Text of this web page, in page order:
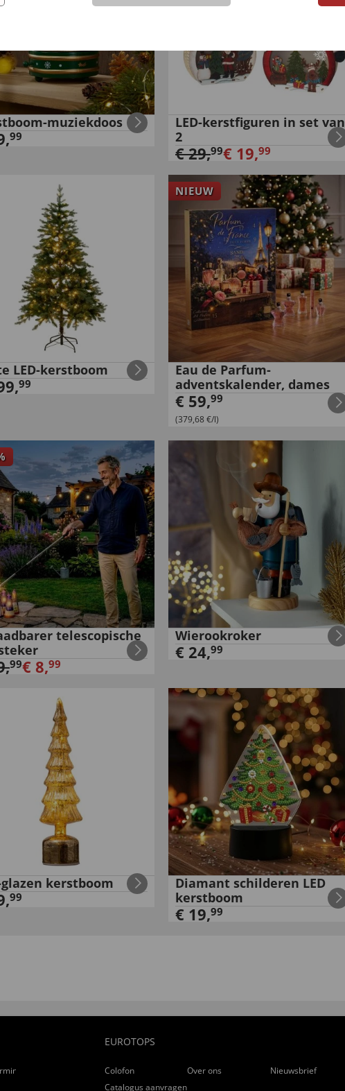
muziekdoos
,99
LED-kerstfiguren in set van
2
€29,99€ 19,99
LED-kerstboom
,99
NIEUW
Eau de Parfum-
adventskalender, dames
€ 59,99
(379,68 €/l)
telescopische
,99€ 8,99
Wierookroker
€ 24,99
glazen kerstboom
,99
Diamant schilderen LED
kerstboom
€ 19,99
EUROTOPS
Colofon Over ons
Nieuwsbrief
Catalogus aanvragen